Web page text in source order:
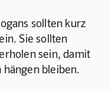
sollten kurz
Sie sollten
sein, damit
bleiben.